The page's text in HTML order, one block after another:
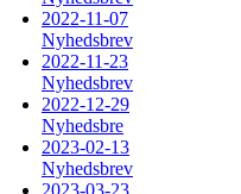
2022-11-07
Nyhedsbrev
2022-11-23
Nyhedsbrev
2022-12-29
Nyhedsbre
2023-02-13
Nyhedsbrev
2023-03-23